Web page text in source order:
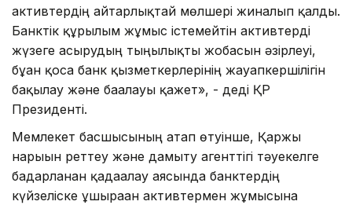
активтердің айтарлықтай мөлшері жиналып қалды.
Банктік құрылым жұмыс істемейтін активтерді
жүзеге асырудың тыңғылықты жобасын әзірлеуі,
бұған қоса банк қызметкерлерінің жауапкершілігін
бақылау және бағалауы қажет», - деді ҚР
Президенті.
Мемлекет басшысының атап өтуінше, Қаржы
нарығын реттеу және дамыту агенттігі тәуекелге
бағдарланған қадағалау аясында банктердің
күйзеліске ұшыраған активтермен жұмысына